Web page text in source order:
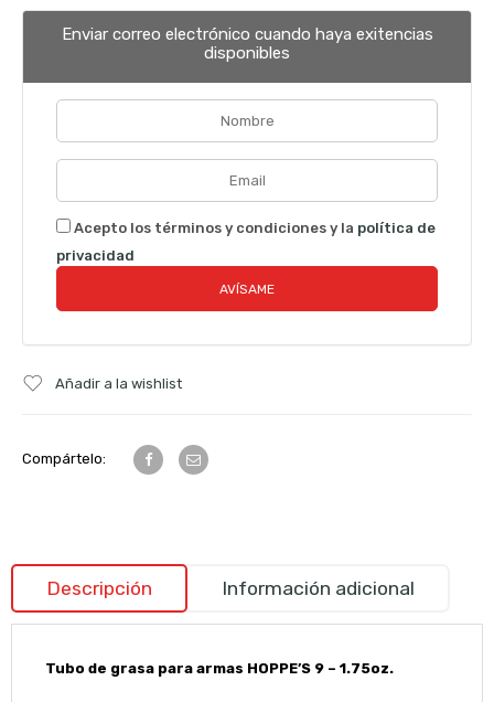
Enviar correo electrónico cuando haya exitencias
disponibles
Acepto los términos y condiciones y la política de
privacidad
Añadir a la wishlist
Compártelo:
Descripción Información adicional
Tubo de grasa para armas HOPPE’S 9 – 1.75oz.